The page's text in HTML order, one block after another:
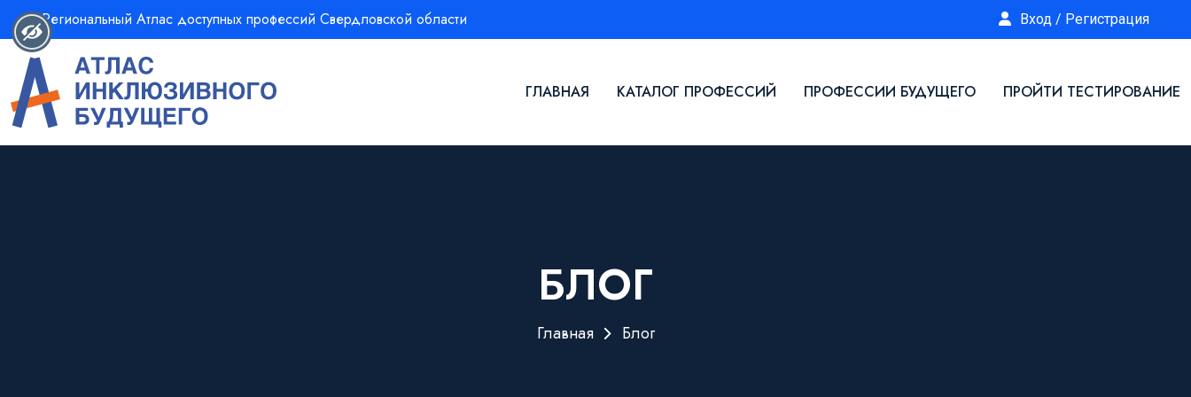
Региональный Атлас доступных профессий Свердловской области Вход / Регистрация
ГЛАВНАЯ КАТАЛОГ ПРОФЕССИЙ ПРОФЕССИИ БУДУЩЕГО ПРОЙТИ ТЕСТИРОВАНИЕ
БЛОГ
Главная Блог